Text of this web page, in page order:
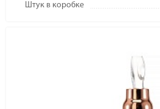
Штук в коробке